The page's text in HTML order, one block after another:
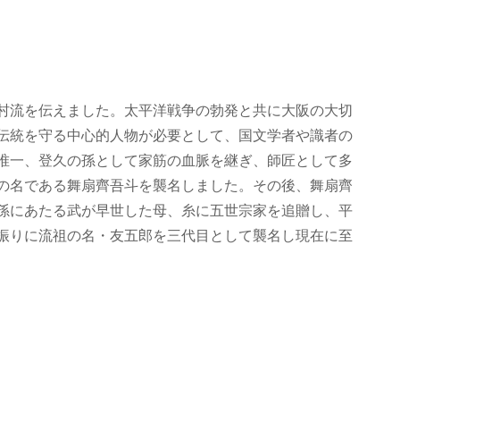
を伝えました。太平洋戦争の勃発と共に大阪の大切
を守る中心的人物が必要として、国文学者や識者の
、登久の孫として家筋の血脈を継ぎ、師匠として多
名である舞扇齊吾斗を襲名しました。その後、舞扇齊
あたる武が早世した母、糸に五世宗家を追贈し、平
に流祖の名・友五郎を三代目として襲名し現在に至